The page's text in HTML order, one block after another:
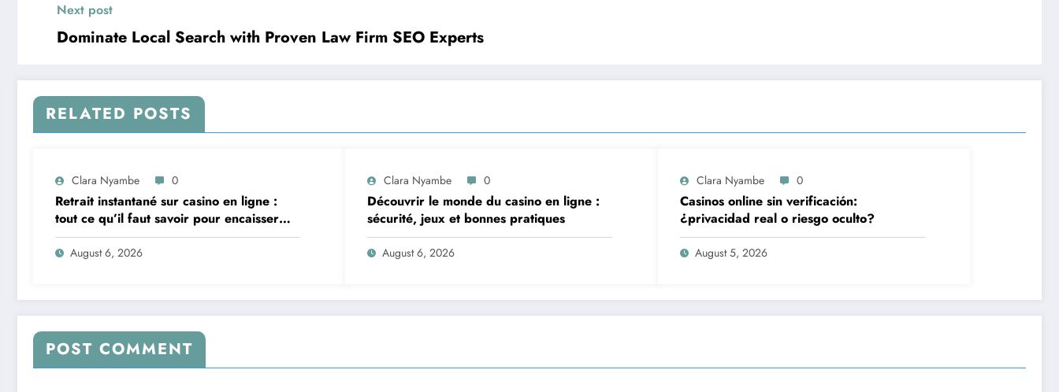
Next post
Dominate Local Search with Proven Law Firm SEO Experts
RELATED POSTS
Clara Nyambe 0
Retrait instantané sur casino en ligne :
tout ce qu’il faut savoir pour encaisser
vite et sereinement
August 6, 2026
Clara Nyambe 0
Découvrir le monde du casino en ligne :
sécurité, jeux et bonnes pratiques
August 6, 2026
Clara Nyambe 0
Casinos online sin verificación:
¿privacidad real o riesgo oculto?
August 5, 2026
POST COMMENT